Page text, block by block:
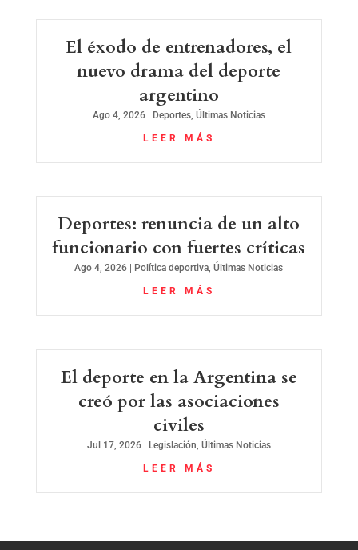
El éxodo de entrenadores, el
nuevo drama del deporte
argentino
Ago 4, 2026| Deportes, Últimas Noticias
LEER MÁS
Deportes: renuncia de un alto
funcionario con fuertes críticas
Ago 4, 2026 Política deportiva,Últimas Noticias
LEER MÁS
El deporte en la Argentina se
creó por las asociaciones
civiles
Jul 17, 2026| Legislación Últimas Noticias
LEER MÁS